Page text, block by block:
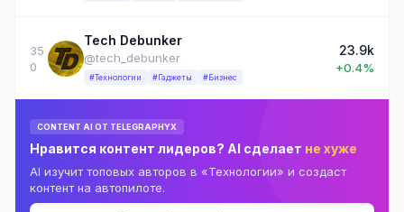
35
0
Tech Debunker
@tech_debunker
#Технологии #Гаджеты #Бизнес
23.9k
+0.4%
CONTENT AI ОТ TELEGRAPHYX
Нравится контент лидеров? AI сделает не хуже
AI изучит топовых авторов в «Технологии» и создаст
контент на автопилоте.